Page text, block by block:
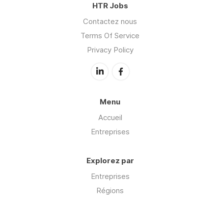
HTR Jobs
Contactez nous
Terms Of Service
Privacy Policy
Menu
Accueil
Entreprises
Explorez par
Entreprises
Régions